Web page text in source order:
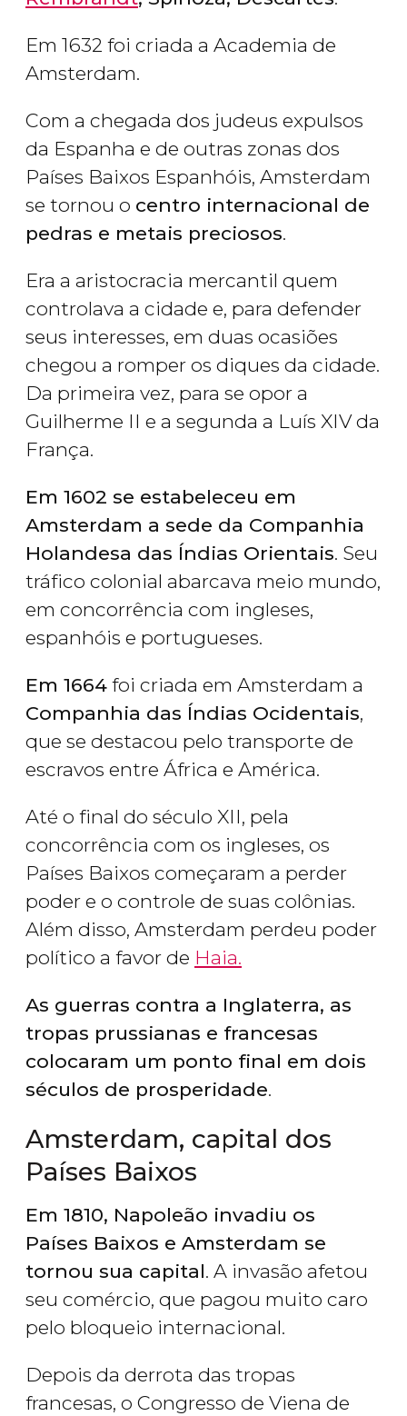
Em 1632 foi criada a Academia de
Amsterdam.
Com a chegada dos judeus expulsos
da Espanha e de outras zonas dos
Países Baixos Espanhóis, Amsterdam
se tornou o centro internacional de
pedras e metais preciosos.
Era a aristocracia mercantil quem
controlava a cidade e, para defender
seus interesses, em duas ocasiões
chegou a romper os diques da cidade.
Da primeira vez, para se opor a
Guilherme II e a segunda a Luís XIV da
França.
Em 1602 se estabeleceu em
Amsterdam a sede da Companhia
Holandesa das Índias Orientais. Seu
tráfico colonial abarcava meio mundo,
em concorrência com ingleses,
espanhóis e portugueses.
Em 1664 foi criada em Amsterdam a
Companhia das Índias Ocidentais,
que se destacou pelo transporte de
escravos entre África e América.
Até o final do século XII, pela
concorrência com os ingleses, os
Países Baixos começaram a perder
poder e o controle de suas colônias.
Além disso, Amsterdam perdeu poder
político a favor de Haia.
As guerras contra a Inglaterra, as
tropas prussianas e francesas
colocaram um ponto final em dois
séculos de prosperidade.
Amsterdam, capital dos
Países Baixos
Em 1810, Napoleão invadiu os
Países Baixos e Amsterdam se
tornou sua capital. A invasão afetou
seu comércio, que pagou muito caro
pelo bloqueio internacional.
Depois da derrota das tropas
francesas, o Congresso de Viena de